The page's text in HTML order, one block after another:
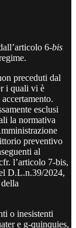
6-bis
preceduti dal
i quali vi è
esclusi
la normativa
preventivo
al
l’articolo 7-bis,
D.L.n.39/2024,
della
o inesistenti
e g-quinquies,